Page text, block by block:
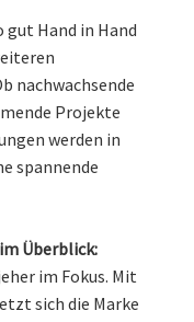
Hand in Hand
nachwachsende
Projekte
werden in
spannende
Überblick:
im Fokus. Mit
sich die Marke